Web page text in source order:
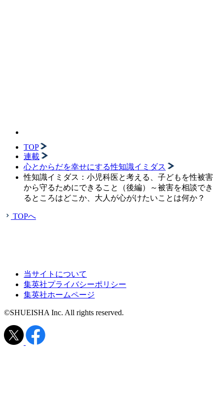
TOP
連載
心とからだを幸せにする性知識イミダス
性知識イミダス：小児科医と考える、子どもを性被害
から守るためにできること（後編）～被害を相談でき
るところはどこか、大人が心がけたいことは何か？
TOPへ
当サイトについて
集英社プライバシーポリシー
集英社ホームページ
©SHUEISHA Inc. All rights reserved.